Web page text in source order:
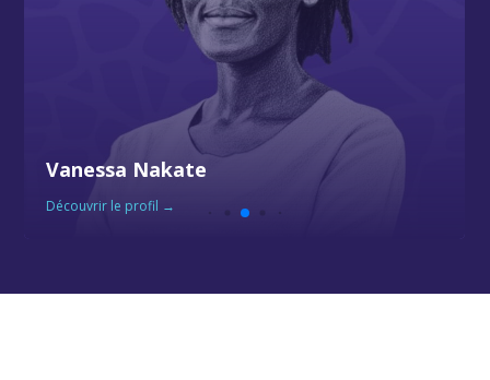
Vanessa Nakate
Découvrir le profil →